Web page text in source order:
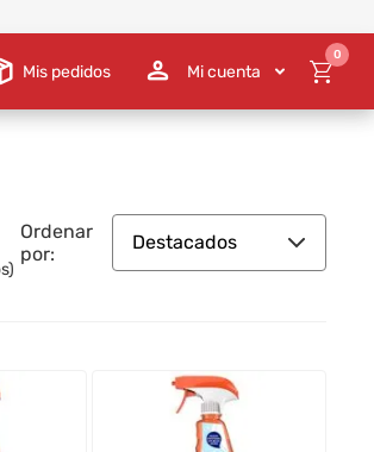
Mis pedidos Mi cuenta
0
Ordenar
por:
Destacados